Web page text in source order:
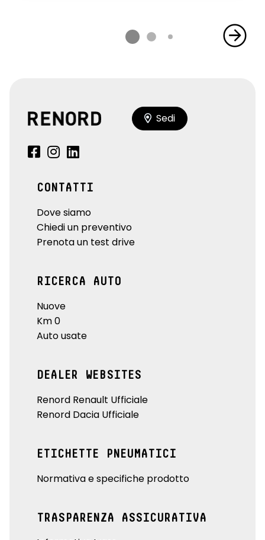
Sedi
CONTATTI
Dove siamo
Chiedi un preventivo
Prenota un test drive
RICERCA AUTO
Nuove
Km 0
Auto usate
DEALER WEBSITES
Renord Renault Ufficiale
Renord Dacia Ufficiale
ETICHETTE PNEUMATICI
Normativa e specifiche prodotto
TRASPARENZA ASSICURATIVA